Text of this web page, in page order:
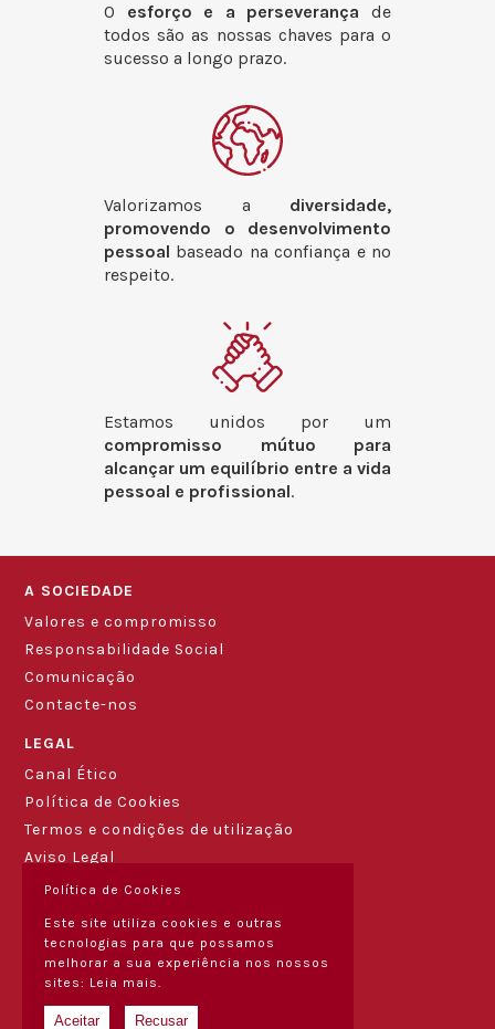
O esforço e a perseverança de
todos são as nossas chaves para o
sucesso a longo prazo.
Valorizamos a diversidade,
promovendo o desenvolvimento
pessoal baseado na confiança e no
respeito.
Estamos unidos por um
compromisso mútuo para
alcançar um equilíbrio entre a vida
pessoal e profissional.
A SOCIEDADE
Valores e compromisso
Responsabilidade Social
Comunicação
Contacte-nos
LEGAL
Canal Ético
Política de Cookies
Termos e condições de utilização
Aviso Legal
Política de Cookies
Este site utiliza cookies e outras
tecnologias para que possamos
melhorar a sua experiência nos nossos
sites: Leia mais.
Aceitar Recusar